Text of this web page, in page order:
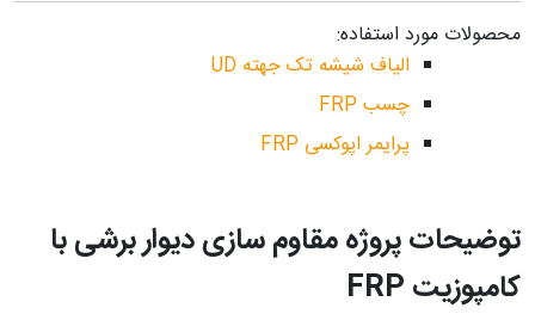
محصولات مورد استفاده:
الیاف شیشه تک جهته UD
چسب FRP
پرایمر اپوکسی FRP
توضیحات پروژه مقاوم سازی دیوار برشی با
کامپوزیت FRP